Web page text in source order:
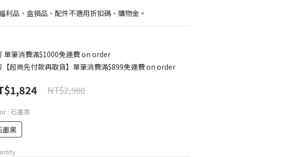
利品、盒損品、配件不適用折扣碼、購物金。
單筆消費滿$1000免運費 on order
【超商先付款再取貨】單筆消費滿$899免運費 on order
NT$2,980
: 石墨黑
墨黑